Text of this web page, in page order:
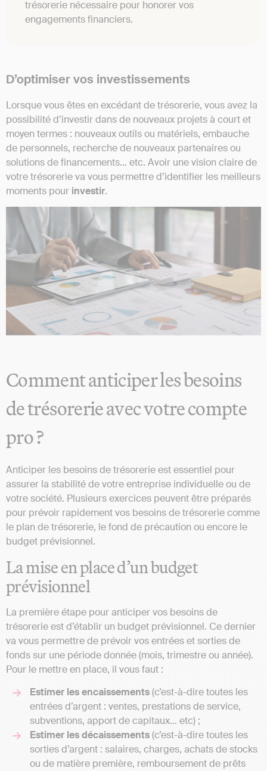
trésorerie nécessaire pour honorer vos
engagements financiers.
D’optimiser vos investissements
Lorsque vous êtes en excédant de trésorerie, vous avez la
possibilité d’investir dans de nouveaux projets à court et
moyen termes : nouveaux outils ou matériels, embauche
de personnels, recherche de nouveaux partenaires ou
solutions de financements… etc. Avoir une vision claire de
votre trésorerie va vous permettre d’identifier les meilleurs
moments pour investir.
Comment anticiper les besoins
de trésorerie avec votre compte
pro ?
Anticiper les besoins de trésorerie est essentiel pour
assurer la stabilité de votre entreprise individuelle ou de
votre société. Plusieurs exercices peuvent être préparés
pour prévoir rapidement vos besoins de trésorerie comme
le plan de trésorerie, le fond de précaution ou encore le
budget prévisionnel.
La mise en place d’un budget
prévisionnel
La première étape pour anticiper vos besoins de
trésorerie est d’établir un budget prévisionnel. Ce dernier
va vous permettre de prévoir vos entrées et sorties de
fonds sur une période donnée (mois, trimestre ou année).
Pour le mettre en place, il vous faut :
Estimer les encaissements(c’est-à-dire toutes les
entrées d’argent : ventes, prestations de service,
subventions, apport de capitaux… etc) ;
Estimer les décaissements(c’est-à-dire toutes les
sorties d’argent : salaires, charges, achats de stocks
ou de matière première, remboursement de prêts